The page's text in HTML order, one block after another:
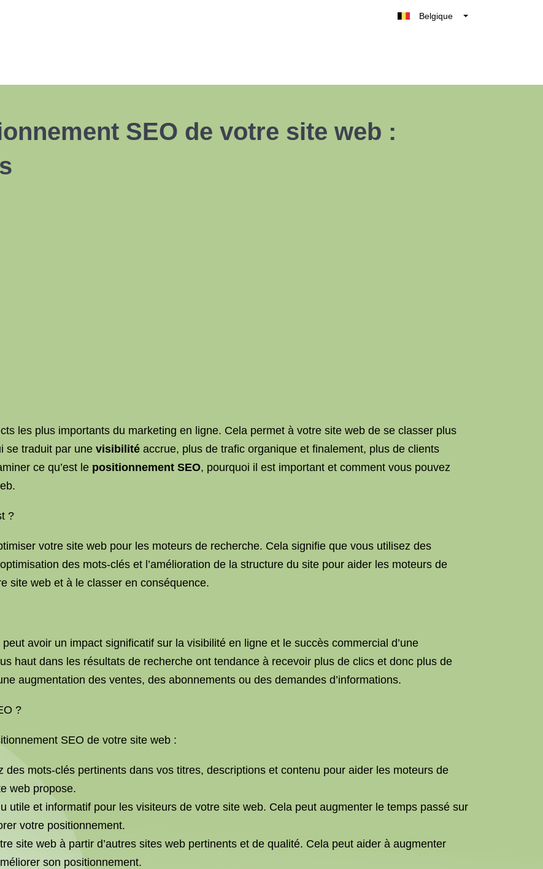
Belgique
SEO de votre site web :
les plus importants du marketing en ligne. Cela permet à votre site web de se classer plus
se traduit par une visibilité accrue, plus de trafic organique et finalement, plus de clients
ce qu’est le positionnement SEO, pourquoi il est important et comment vous pouvez
?
votre site web pour les moteurs de recherche. Cela signifie que vous utilisez des
des mots-clés et l’amélioration de la structure du site pour aider les moteurs de
site web et à le classer en conséquence.
avoir un impact significatif sur la visibilité en ligne et le succès commercial d’une
haut dans les résultats de recherche ont tendance à recevoir plus de clics et donc plus de
augmentation des ventes, des abonnements ou des demandes d’informations.
?
SEO de votre site web :
des mots-clés pertinents dans vos titres, descriptions et contenu pour aider les moteurs de
web propose.
utile et informatif pour les visiteurs de votre site web. Cela peut augmenter le temps passé sur
votre positionnement.
site web à partir d’autres sites web pertinents et de qualité. Cela peut aider à augmenter
son positionnement.